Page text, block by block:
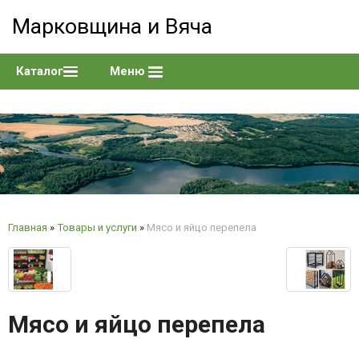
Марковщина и Вяча
Каталог Меню
Главная » Товары и услуги » Мясо и яйцо перепела
Мясо и яйцо перепела